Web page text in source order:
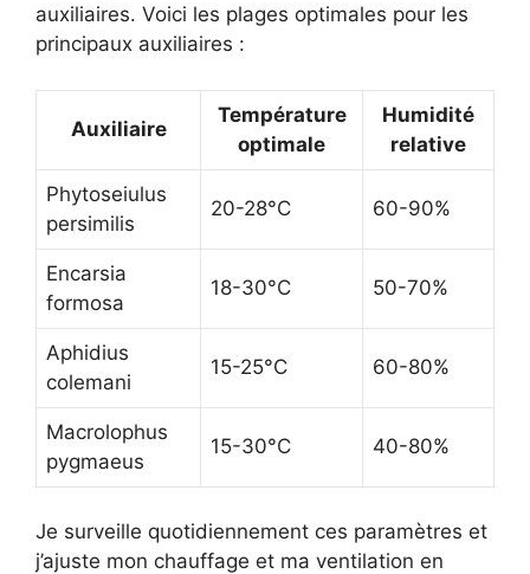
auxiliaires. Voici les plages optimales pour les
principaux auxiliaires :
Auxiliaire
Température
optimale
Humidité
relative
Phytoseiulus
persimilis
20-28°C 60-90%
Encarsia
formosa
18-30°C 50-70%
Aphidius
colemani
15-25°C 60-80%
Macrolophus
pygmaeus
15-30°C 40-80%
Je surveille quotidiennement ces paramètres et
j’ajuste mon chauffage et ma ventilation en